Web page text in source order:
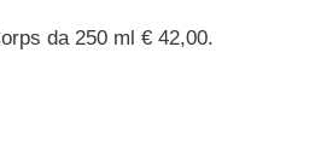
da 250 ml € 42,00.